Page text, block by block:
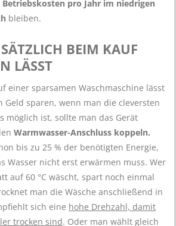
Betriebskosten pro Jahr im niedrigen
bleiben.
BEIM KAUF
LÄSST
einer sparsamen Waschmaschine lässt
Geld sparen, wenn man die cleversten
möglich ist, sollte man das Gerät
Warmwasser-Anschluss koppeln.
bis zu 25 % der benötigten Energie,
Wasser nicht erst erwärmen muss. Wer
auf 60 °C wäscht, spart noch einmal
man die Wäsche anschließend in
sich eine hohe Drehzahl, damit
trocken sind. Oder man wählt gleich